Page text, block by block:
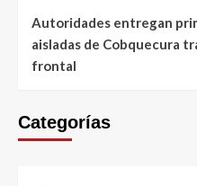
Autoridades entregan
aisladas de Cobquecura
frontal
Categorías